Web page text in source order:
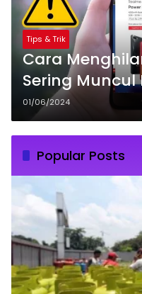
Tips & Trik
Cara
Sering Muncul
01/06/2024
Popular Posts